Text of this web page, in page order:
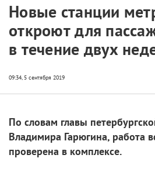
Новые станции
откроют для
в течение двух
По словам главы
Владимира Гарюгина, работа
проверена в комплексе.